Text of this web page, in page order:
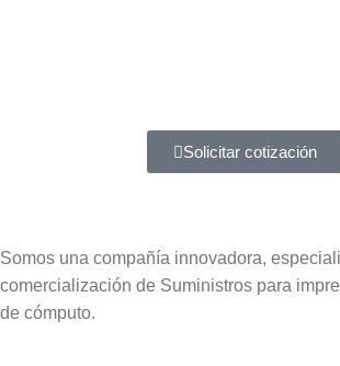
Solicitar cotización
Somos una compañía innovadora,
comercialización de Suministros para
de cómputo.